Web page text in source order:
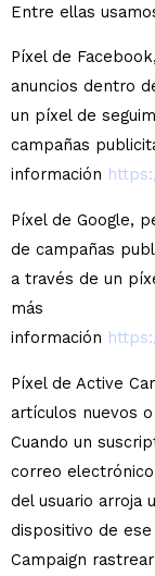
Entre ellas
Píxel de
anuncios dentro
un píxel de
campañas
información
Píxel de Google,
de campañas
a través de un
más
información
Píxel de Active
artículos nuevos
Cuando un
correo
del usuario arroja
dispositivo de
Campaign